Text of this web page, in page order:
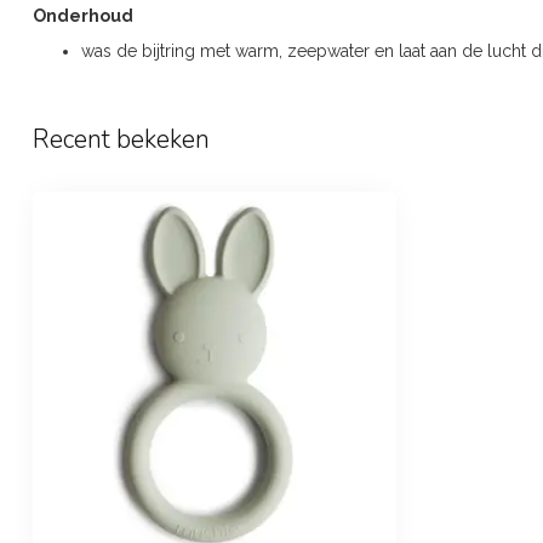
Onderhoud
was de bijtring met warm, zeepwater en laat aan de lucht
Recent bekeken